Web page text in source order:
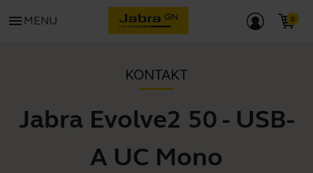
menu MENU
KONTAKT
Jabra Evolve2 50 - USB-
A UC Mono